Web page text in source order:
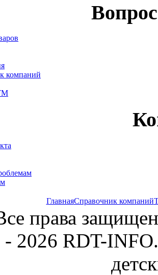
компаний
ГлавнаяСправочник компаний
права
2026 RDT-